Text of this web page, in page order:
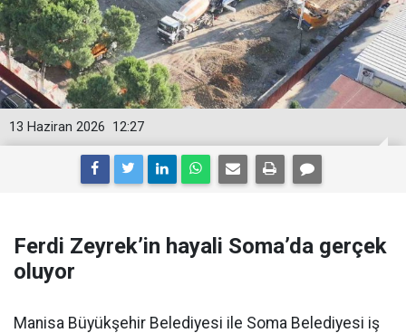
12:27
13 Haziran 2026
Ferdi Zeyrek’in hayali Soma’da gerçek
oluyor
Manisa Büyükşehir Belediyesi ile Soma Belediyesi iş